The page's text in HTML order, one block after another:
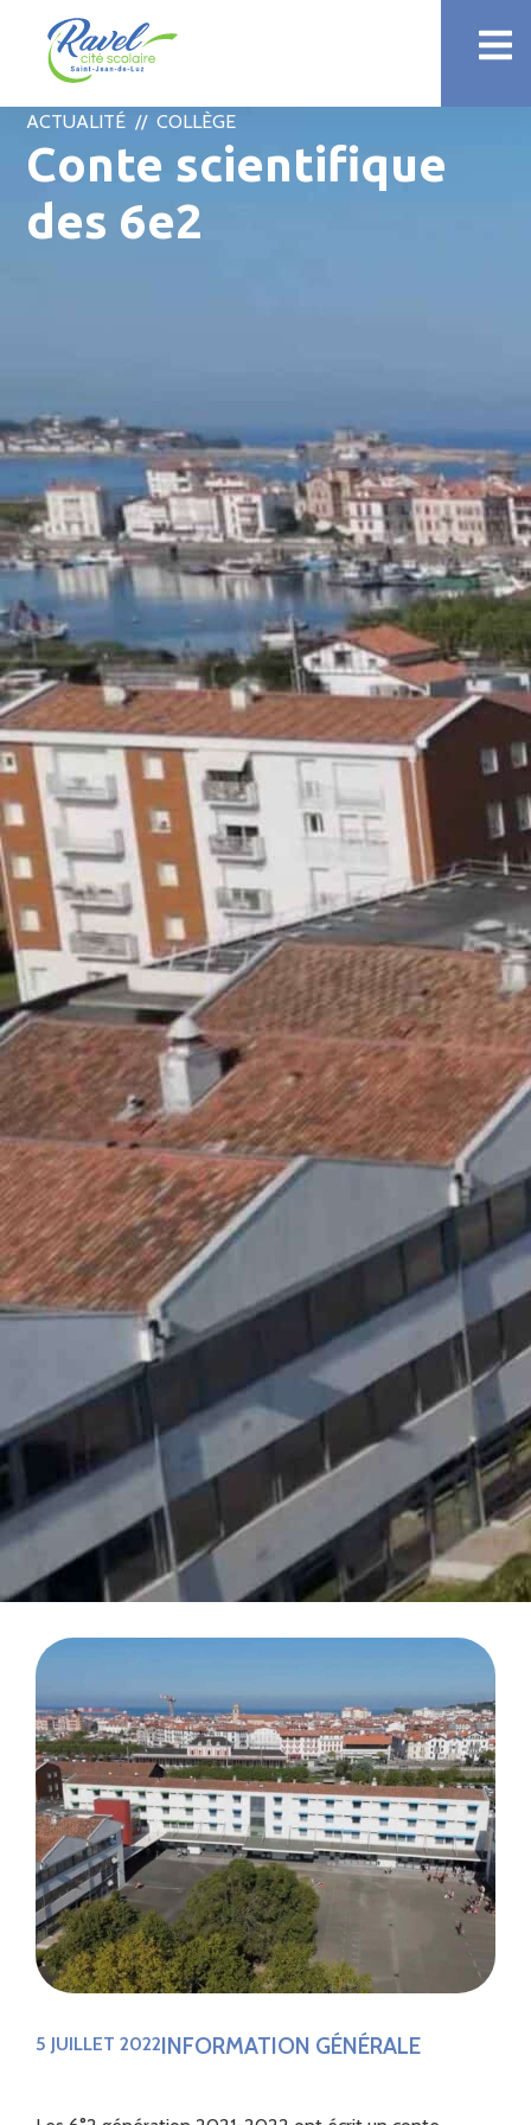
ACTUALITÉ //COLLÈGE
Conte scientifique
des 6e2
5 JUILLET 2022INFORMATION GÉNÉRALE